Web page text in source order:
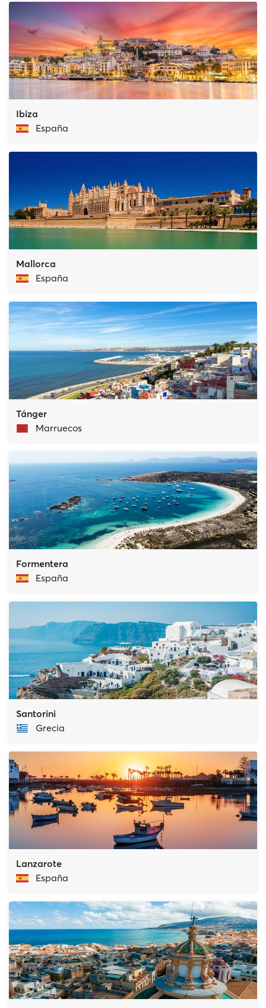
Ibiza
España
Mallorca
España
Tánger
Marruecos
Formentera
España
Santorini
Grecia
Lanzarote
España